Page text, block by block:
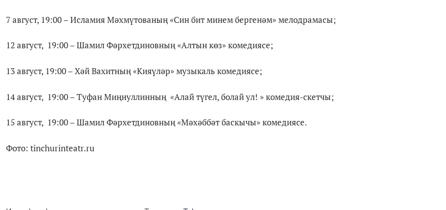
7 август, 19:00 – Исламия Мәхмүтованың «Син бит минем бергенәм» мелодрамасы;
12 август, 19:00 – Шамил Фәрхетдиновның «Алтын көз» комедиясе;
13 август, 19:00 – Хәй Вахитның «Кияүләр» музыкаль комедиясе;
14 август, 19:00 – Туфан Миңнуллинның «Алай түгел, болай ул! » комедия-скетчы;
15 август, 19:00 – Шамил Фәрхетдиновның «Мәхәббәт баскычы» комедиясе.
Фото: tinchurinteatr.ru